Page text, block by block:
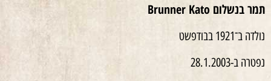
תמר בנשלום Brunner Kato
נולדה ב־1921 בבודפשט
נפטרה ב-28.1.2003